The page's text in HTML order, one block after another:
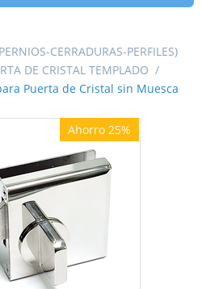
CERRADURAS-PERFILES)
DE CRISTAL TEMPLADO /
Puerta de Cristal sin Muesca
Ahorro 25%